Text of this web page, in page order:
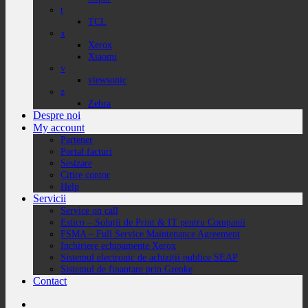
t
TCL
x
Xerox
Xiaomi
v
viewsonic
z
Zebra
Despre noi
My account
Partener
Portal facturi
Sesizare
Citire contor
Help
Servicii
Service on call
Estico – Soluții de Print & IT pentru Companii
FSMA – Full Service Maintenance Agreement
Inchiriere echipamente Xerox
Sistemul electronic de achiziții publice SEAP
Sistemul de finanțare prin Grenke
Contact